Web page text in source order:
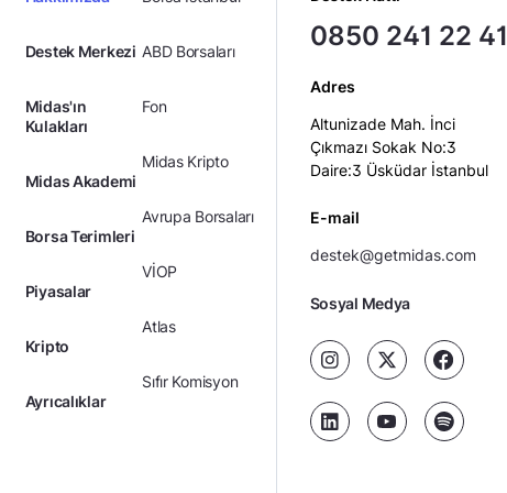
Destek Merkezi
Midas'ın
Kulakları
Midas Akademi
Borsa Terimleri
Piyasalar
Kripto
Ayrıcalıklar
ABD Borsaları
Fon
Midas Kripto
Avrupa Borsaları
VİOP
Atlas
Sıfır Komisyon
0850 241 22 41
Adres
Altunizade Mah. İnci
Çıkmazı Sokak No:3
Daire:3 Üsküdar İstanbul
E-mail
destek@getmidas.com
Sosyal Medya